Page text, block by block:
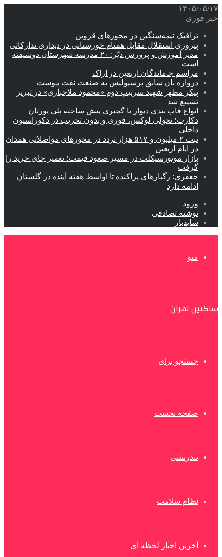
۱۴۰۵/۰۵/۱۷
خبر فوری
ترافیک نیمه‌سنگین در محورهای قزوین
پیروزی استقلال مقابل همنام خوزستانی در دیداری تدارکاتی
مدیر آموزش و پرورش دیّر: ۲۰ مدرسه شهرستان دوشیفته
است
مراسم جاماندگان اربعین در اراک
دروازه بان سابق پرسپولیس به صنعت نفت پیوست
پیکر مطهر شهید سرتیپ دوم «محمود ملاجباری» در تبریز
تشییع شد
انواع قاب بندی دیوار با گچبری پیش ساخته پلی یورتان
دکارت؛ تحولی لوکس، فوری و بدون تخریب در دکوراسیون
داخلی
ثبت ۲ میلیون و ۵۱۷ هزار تردد در محورهای مواصلاتی همدان
در ایام اربعین
بازار موتورسیکلت در مسیر صعود قیمت؛ تعمیر جای خرید را
گرفت
جعفری: رگبارهای پراکنده تا اواسط هفته آینده در گلستان
ادامه دارد
ورود
نوشته تصادفی
سایدبار
منو
ساکنین تهران
جستجو برای
صفحه نخست
تندرستی
نظام سلامت
آخرین اخبار لحظه ای